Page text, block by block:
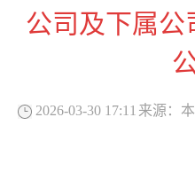
公司及下属公
2026-03-30 17:11 来源：